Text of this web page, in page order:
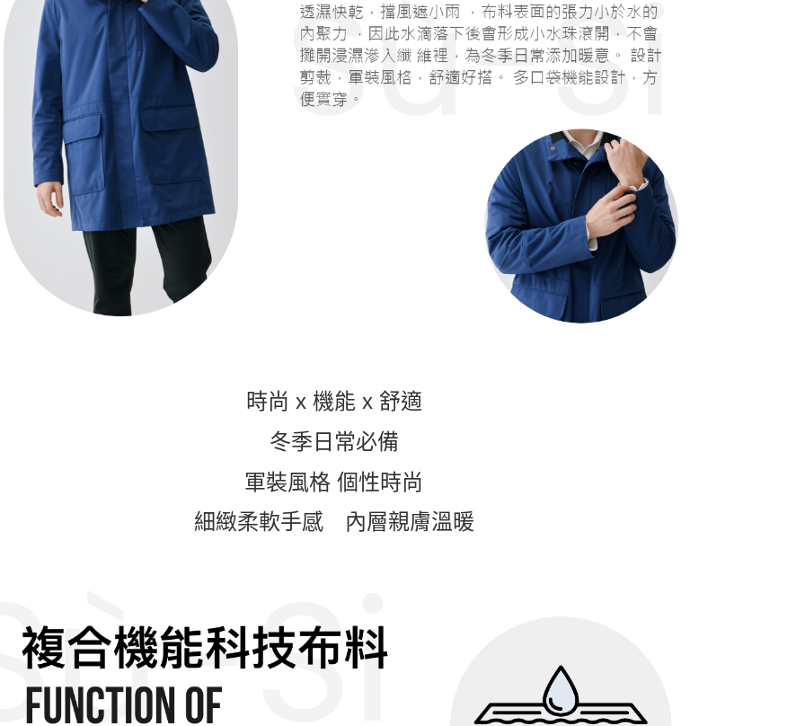
每筆NT$120，滿NT$1,000(含以上)免運費
國家/地區配送 查看運費
時尚 x 機能 x 舒適
冬季日常必備
軍裝風格 個性時尚
細緻柔軟手感 內層親膚溫暖